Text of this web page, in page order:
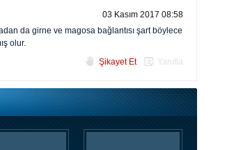
03 Kasım 2017 08:58
da girne ve magosa bağlantısı şart böylece
olur.
Yanıtla
Şikayet Et